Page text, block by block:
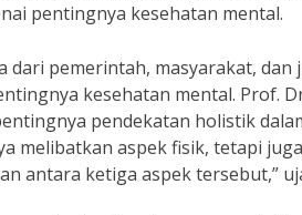
pentingnya kesehatan mental.
pemerintah, masyarakat, dan
kesehatan mental. Prof.
pendekatan holistik
melibatkan aspek fisik, tetapi
antara ketiga aspek tersebut,”